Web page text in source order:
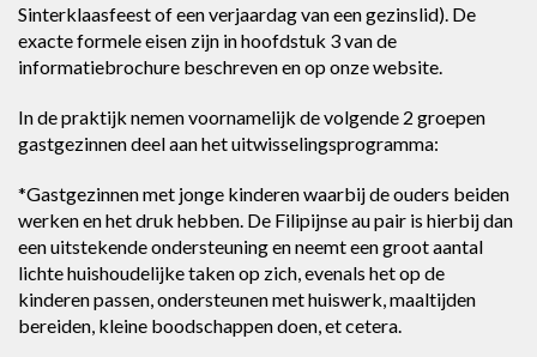
Sinterklaasfeest of een verjaardag van een gezinslid). De
exacte formele eisen zijn in hoofdstuk 3 van de
informatiebrochure beschreven en op onze website.
In de praktijk nemen voornamelijk de volgende 2 groepen
gastgezinnen deel aan het uitwisselingsprogramma:
*Gastgezinnen met jonge kinderen waarbij de ouders beiden
werken en het druk hebben. De Filipijnse au pair is hierbij dan
een uitstekende ondersteuning en neemt een groot aantal
lichte huishoudelijke taken op zich, evenals het op de
kinderen passen, ondersteunen met huiswerk, maaltijden
bereiden, kleine boodschappen doen, et cetera.